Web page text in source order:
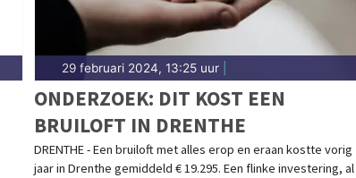
29 februari 2024, 13:25 uur|
ONDERZOEK: DIT KOST EEN
BRUILOFT IN DRENTHE
DRENTHE - Een bruiloft met alles erop en eraan kostte vorig
jaar in Drenthe gemiddeld € 19.295. Een flinke investering, al